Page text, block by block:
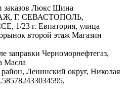
заказов Люкс Шина
Г. СЕВАСТОПОЛЬ,
23 г. Евпатория, улица
второй этаж Магазин
заправки Черноморнефтегаз,
Масла
Ленинский округ, Николая